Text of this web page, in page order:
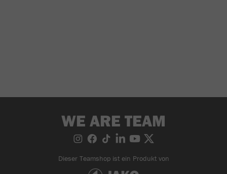
WE ARE TEAM
Dieser Teamshop ist ein Produkt von